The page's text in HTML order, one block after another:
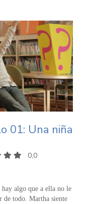
01: Una niña
0,0
hay algo que a ella no le
de todo. Martha siente